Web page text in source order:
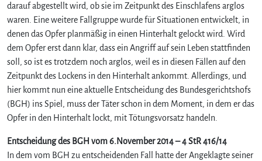
darauf abgestellt wird, ob sie im Zeitpunkt des Einschlafens arglos
waren. Eine weitere Fallgruppe wurde für Situationen entwickelt, in
denen das Opfer planmäßig in einen Hinterhalt gelockt wird. Wird
dem Opfer erst dann klar, dass ein Angriff auf sein Leben stattfinden
soll, so ist es trotzdem noch arglos, weil es in diesen Fällen auf den
Zeitpunkt des Lockens in den Hinterhalt ankommt. Allerdings, und
hier kommt nun eine aktuelle Entscheidung des Bundesgerichtshofs
(BGH) ins Spiel, muss der Täter schon in dem Moment, in dem er das
Opfer in den Hinterhalt lockt, mit Tötungsvorsatz handeln.
Entscheidung des BGH vom 6.November 2014 – 4 StR 416/14
In dem vom BGH zu entscheidenden Fall hatte der Angeklagte seiner